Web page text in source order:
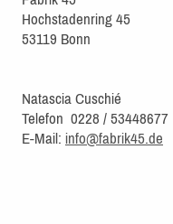
Hochstadenring 45
53119 Bonn
Natascia Cuschié
Telefon 0228 / 53448677
E-Mail: info@fabrik45.de